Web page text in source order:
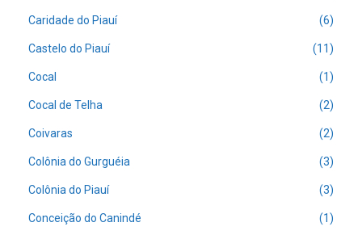
Caridade do Piauí (6)
Castelo do Piauí (11)
Cocal (1)
Cocal de Telha (2)
Coivaras (2)
Colônia do Gurguéia (3)
Colônia do Piauí (3)
Conceição do Canindé (1)